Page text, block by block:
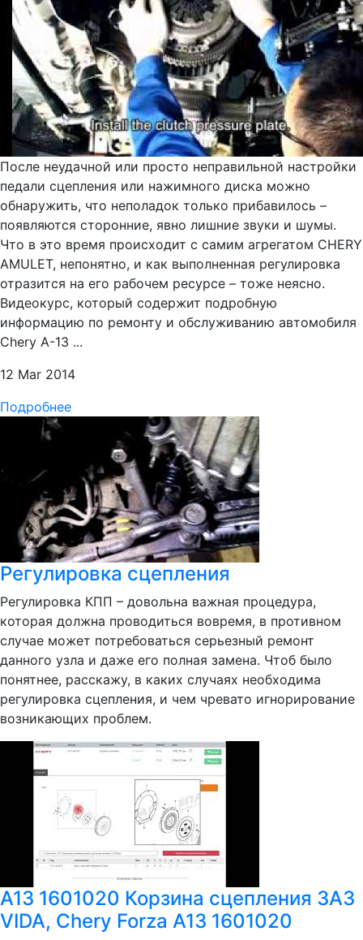
После неудачной или просто неправильной настройки
педали сцепления или нажимного диска можно
обнаружить, что неполадок только прибавилось –
появляются сторонние, явно лишние звуки и шумы.
Что в это время происходит с самим агрегатом CHERY
AMULET, непонятно, и как выполненная регулировка
отразится на его рабочем ресурсе – тоже неясно.
Видеокурс, который содержит подробную
информацию по ремонту и обслуживанию автомобиля
Chery А-13 ...
12 Mar 2014
Подробнее
Регулировка сцепления
Регулировка КПП – довольна важная процедура,
которая должна проводиться вовремя, в противном
случае может потребоваться серьезный ремонт
данного узла и даже его полная замена. Чтоб было
понятнее, расскажу, в каких случаях необходима
регулировка сцепления, и чем чревато игнорирование
возникающих проблем.
А13 1601020 Корзина сцепления ЗАЗ
VIDA, Chery Forza A13 1601020